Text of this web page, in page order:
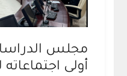
مجلس
أولى